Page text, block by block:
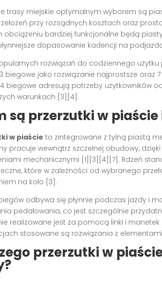
trasy miejskie optymalnym wyborem są
przy rozsądnych kosztach oraz
obciążeniu bardziej funkcjonalne będą
dopasowanie kadencji na
rozwiązań do codziennego
biegowe jako rozwiązanie najprostsze oraz
14 biegowe adresują potrzeby użytkowników
warunkach [3][4].
są przerzutki w piaście
w piaście to zintegrowane z tylną piastą
pracuje wewnątrz szczelnej obudowy,
mechanicznymi [1][3][4][7]. Rdzeń
które w zależności od wybranego
na koło [3].
odbywa się płynnie podczas jazdy i
pedałowania, co jest szczególnie
realizowane jest za pomocą linki i
stosowane są rozwiązania z
przerzutki w